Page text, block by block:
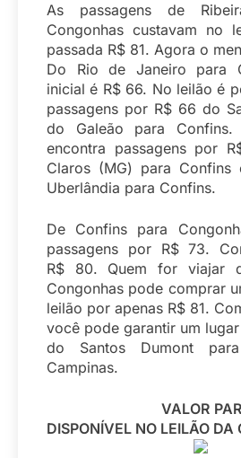
As passagens de
Congonhas custavam no
passada R$ 81. Agora o
Do Rio de Janeiro para
inicial é R$ 66. No leilão é
passagens por R$ 66 do
do Galeão para
encontra passagens por
Claros (MG) para
Uberlândia para Confins.
De Confins para
passagens por R$ 73.
R$ 80. Quem for viajar
Congonhas pode comprar
leilão por apenas R$ 81.
você pode garantir um
do Santos Dumont
Campinas.
VALOR
DISPONÍVEL NO LEILÃO DA